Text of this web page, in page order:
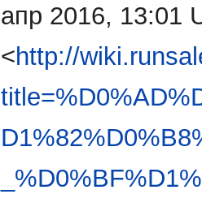
апр 2016, 13:01
<http://